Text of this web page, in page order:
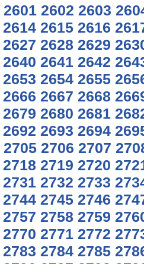
2601 2602 2603
2614 2615 2616
2627 2628 2629
2640 2641 2642
2653 2654 2655
2666 2667 2668
2679 2680 2681
2692 2693 2694
2705 2706 2707
2718 2719 2720
2731 2732 2733
2744 2745 2746
2757 2758 2759
2770 2771 2772
2783 2784 2785